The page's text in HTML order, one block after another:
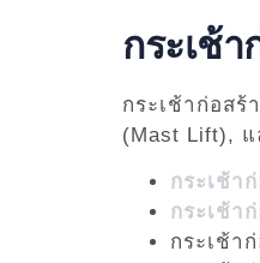
กระเช้
กระเช้าก่อสร้
(Mast Lift), แ
กระเช้า
กระเช้า
กระเช้า